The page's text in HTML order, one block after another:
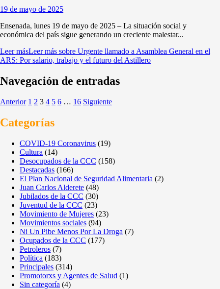
19 de mayo de 2025
Ensenada, lunes 19 de mayo de 2025 – La situación social y
económica del país sigue generando un creciente malestar...
Leer másLeer más sobre Urgente llamado a Asamblea General en el
ARS: Por salario, trabajo y el futuro del Astillero
Navegación de entradas
Anterior 1 2 3 4 5 6 … 16 Siguiente
Categorías
COVID-19 Coronavirus (19)
Cultura (14)
Desocupados de la CCC (158)
Destacadas (166)
El Plan Nacional de Seguridad Alimentaria (2)
Juan Carlos Alderete (48)
Jubilados de la CCC (30)
Juventud de la CCC (23)
Movimiento de Mujeres (23)
Movimientos sociales (94)
Ni Un Pibe Menos Por La Droga (7)
Ocupados de la CCC (177)
Petroleros (7)
Política (183)
Principales (314)
Promotorxs y Agentes de Salud (1)
Sin categoría (4)